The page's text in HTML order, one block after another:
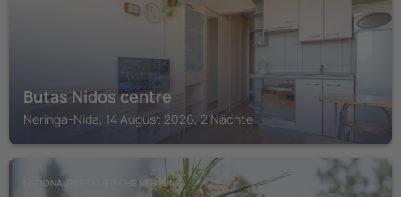
Butas Nidos centre
Neringa-Nida, 14 August 2026, 2 Nächte
NATIONALPARK KURISCHE NEHRUNG